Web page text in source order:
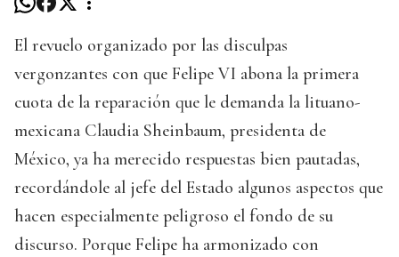
El revuelo organizado por las disculpas
vergonzantes con que Felipe VI abona la primera
cuota de la reparación que le demanda la lituano-
mexicana Claudia Sheinbaum, presidenta de
México, ya ha merecido respuestas bien pautadas,
recordándole al jefe del Estado algunos aspectos que
hacen especialmente peligroso el fondo de su
discurso. Porque Felipe ha armonizado con